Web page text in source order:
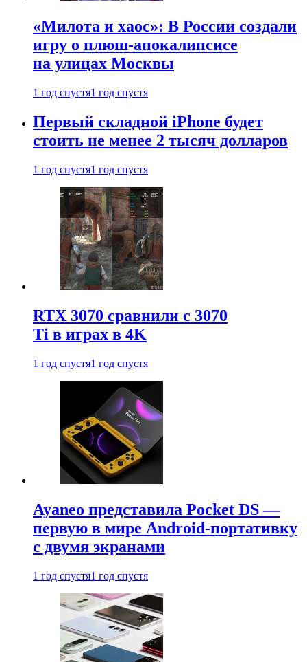
«Милота и хаос»: В России создали
игру о плюш-апокалипсисе
на улицах Москвы
1 год спустя1 год спустя
Первый складной iPhone будет
стоить не менее 2 тысяч долларов
1 год спустя1 год спустя
RTX 3070 сравнили с 3070
Ti в играх в 4K
1 год спустя1 год спустя
Ayaneo представила Pocket DS —
первую в мире Android-портативку
с двумя экранами
1 год спустя1 год спустя